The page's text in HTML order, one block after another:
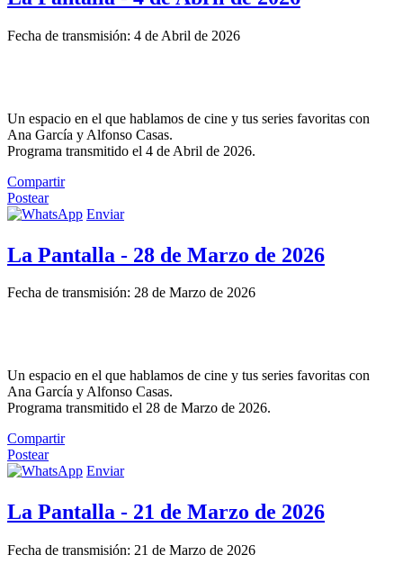
Fecha de transmisión: 4 de Abril de 2026
Un espacio en el que hablamos de cine y tus series favoritas con
Ana García y Alfonso Casas.
Programa transmitido el 4 de Abril de 2026.
Compartir
Postear
Enviar
La Pantalla - 28 de Marzo de 2026
Fecha de transmisión: 28 de Marzo de 2026
Un espacio en el que hablamos de cine y tus series favoritas con
Ana García y Alfonso Casas.
Programa transmitido el 28 de Marzo de 2026.
Compartir
Postear
Enviar
La Pantalla - 21 de Marzo de 2026
Fecha de transmisión: 21 de Marzo de 2026